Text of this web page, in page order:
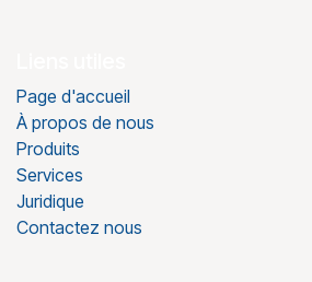
Page d'accueil
À propos de nous
Produits
Services
Juridique
Contactez nous